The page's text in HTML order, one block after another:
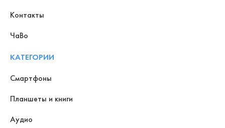
Контакты
ЧаВо
КАТЕГОРИИ
Смартфоны
Планшеты и книги
Аудио